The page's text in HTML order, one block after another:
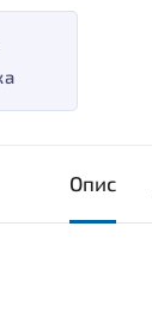
Опис